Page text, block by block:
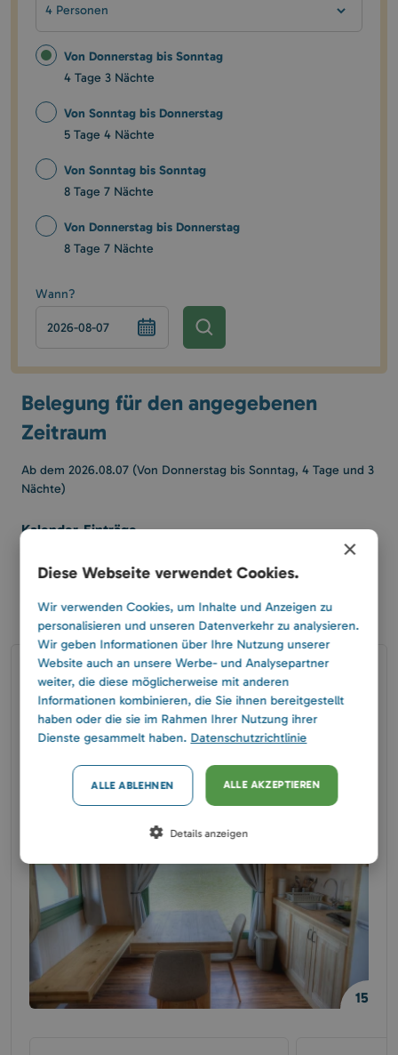
4 Personen
Von Donnerstag bis Sonntag
4 Tage 3 Nächte
Von Sonntag bis Donnerstag
5 Tage 4 Nächte
Von Sonntag bis Sonntag
8 Tage 7 Nächte
Von Donnerstag bis Donnerstag
8 Tage 7 Nächte
Wann?
Belegung für den angegebenen
Zeitraum
Ab dem 2026.08.07 (Von Donnerstag bis Sonntag, 4 Tage und 3
Nächte)
Kalender-Einträge
Buchung
1 Ausgewählt
1
buchbar
Vergangenheit
gebucht
Haus 15
Personen
15
×
Diese Webseite verwendet Cookies.
Wir verwenden Cookies, um Inhalte und Anzeigen zu
personalisieren und unseren Datenverkehr zu analysieren.
Wir geben Informationen über Ihre Nutzung unserer
Website auch an unsere Werbe- und Analysepartner
weiter, die diese möglicherweise mit anderen
Informationen kombinieren, die Sie ihnen bereitgestellt
haben oder die sie im Rahmen Ihrer Nutzung ihrer
Dienste gesammelt haben. Datenschutzrichtlinie
ALLE AKZEPTIEREN
ALLE ABLEHNEN
Details anzeigen